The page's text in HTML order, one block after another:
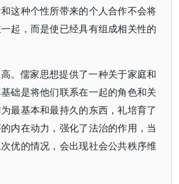
这种个性所带来的个人合作不会将
起，而是使已经具有组成相关性的
。儒家思想提供了一种关于家庭和
础是将他们联系在一起的角色和关
最基本和最持久的东西，礼培育了
内在动力，强化了法治的作用，当
优的情况，会出现社会公共秩序维